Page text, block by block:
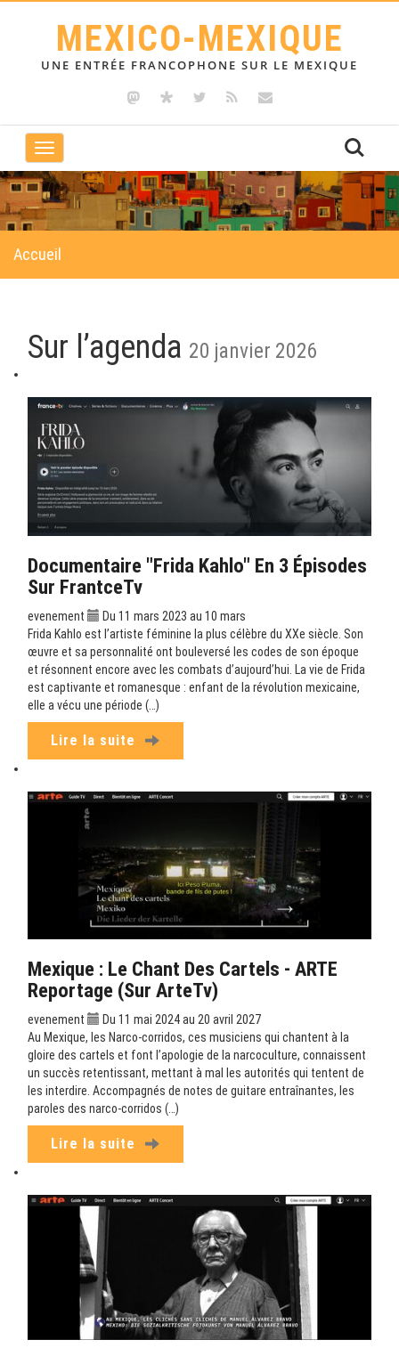
MEXICO-MEXIQUE
UNE ENTRÉE FRANCOPHONE SUR LE MEXIQUE
Toggle
navigation
Accueil
Sur l’agenda 20 janvier 2026
Documentaire "Frida Kahlo" En 3 Épisodes
Sur FrantceTv
evenement
Du 11 mars 2023 au 10 mars
Frida Kahlo est l’artiste féminine la plus célèbre du XXe siècle. Son
œuvre et sa personnalité ont bouleversé les codes de son époque
et résonnent encore avec les combats d’aujourd’hui. La vie de Frida
est captivante et romanesque : enfant de la révolution mexicaine,
elle a vécu une période (…)
Lire la suite
Mexique : Le Chant Des Cartels - ARTE
Reportage (sur ArteTv)
evenement
Du 11 mai 2024 au 20 avril 2027
Au Mexique, les Narco-corridos, ces musiciens qui chantent à la
gloire des cartels et font l’apologie de la narcoculture, connaissent
un succès retentissant, mettant à mal les autorités qui tentent de
les interdire. Accompagnés de notes de guitare entraînantes, les
paroles des narco-corridos (…)
Lire la suite